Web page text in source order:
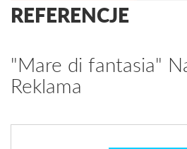
REFERENCJE
"Mare di fantasia"
Reklama